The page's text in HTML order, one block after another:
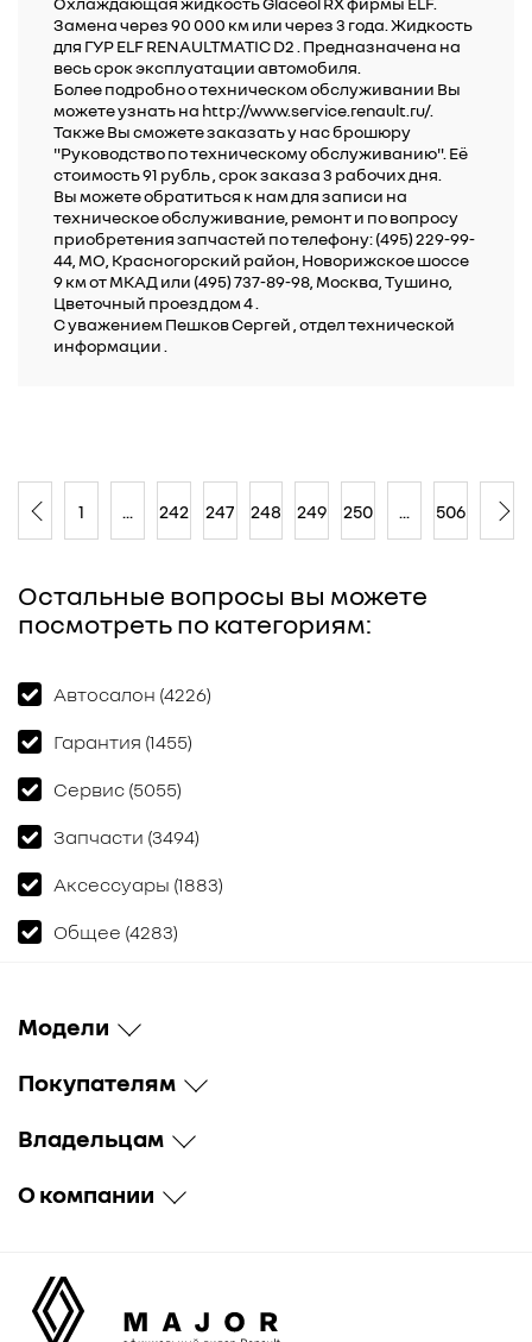
Замена через 90 000 км или через 3 года. Жидкость
для ГУР ELF RENAULTMATIC D2 . Предназначена на
весь срок эксплуатации автомобиля.
Более подробно о техническом обслуживании Вы
можете узнать на http://www.service.renault.ru/.
Также Вы сможете заказать у нас брошюру
"Руководство по техническому обслуживанию". Её
стоимость 91 рубль , срок заказа 3 рабочих дня.
Вы можете обратиться к нам для записи на
техническое обслуживание, ремонт и по вопросу
приобретения запчастей по телефону: (495) 229-99-
44, МО, Красногорский район, Новорижское шоссе
9 км от МКАД или (495) 737-89-98, Москва, Тушино,
Цветочный проезд дом 4 .
C уважением Пешков Сергей , отдел технической
информации .
1 242 247 248 249 250 506
Остальные вопросы вы можете
посмотреть по категориям:
Автосалон (4226)
Гарантия (1455)
Сервис (5055)
Запчасти (3494)
Аксессуары (1883)
Общее (4283)
Модели
Покупателям
Владельцам
О компании